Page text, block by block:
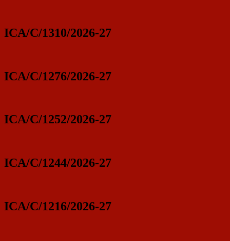
ICA/C/1310/2026-27
ICA/C/1276/2026-27
ICA/C/1252/2026-27
ICA/C/1244/2026-27
ICA/C/1216/2026-27